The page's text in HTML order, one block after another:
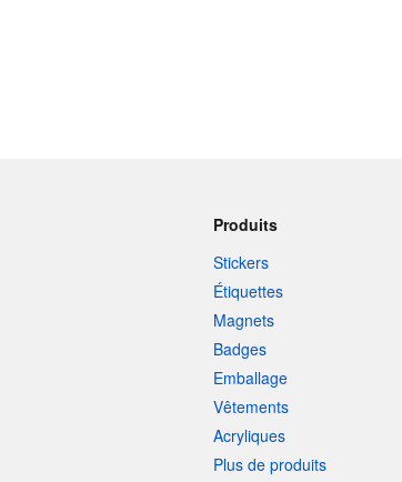
Produits
Stickers
Étiquettes
Magnets
Badges
Emballage
Vêtements
Acryliques
Plus de produits